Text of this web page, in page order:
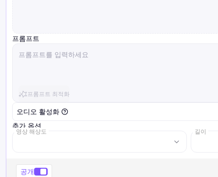
프롬프트
프롬프트 최적화
오디오 활성화
추가 옵션
영상 해상도 길이
공개